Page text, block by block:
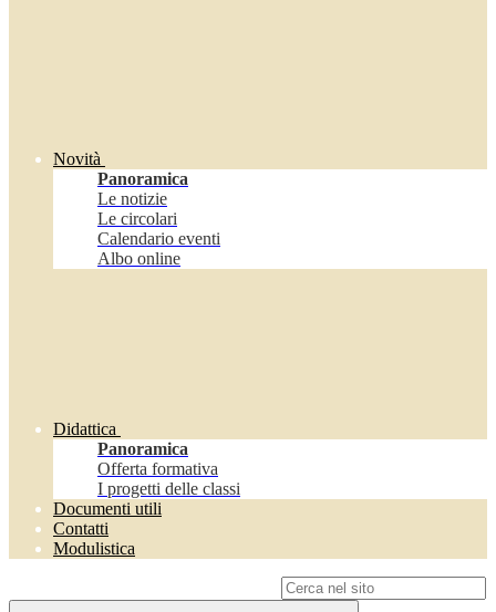
Novità
Panoramica
Le notizie
Le circolari
Calendario eventi
Albo online
Didattica
Panoramica
Offerta formativa
I progetti delle classi
Documenti utili
Contatti
Modulistica